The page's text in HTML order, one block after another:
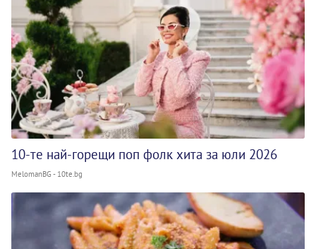
10-те най-горещи поп фолк хита за юли 2026
MelomanBG - 10te.bg